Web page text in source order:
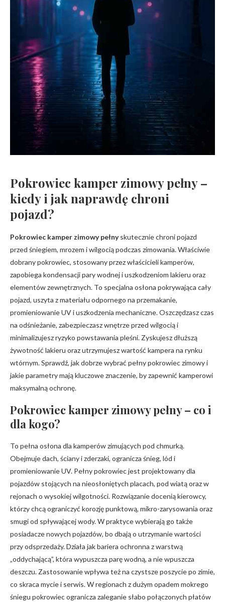
Pokrowiec kamper zimowy pełny –
kiedy i jak naprawdę chroni
pojazd?
Pokrowiec kamper zimowy pełnyskutecznie chroni pojazd
przed śniegiem, mrozem i wilgocią podczas zimowania. Właściwie
dobrany pokrowiec, stosowany przez właścicieli kamperów,
zapobiega kondensacji pary wodnej i uszkodzeniom lakieru oraz
elementów zewnętrznych. To specjalna osłona pokrywająca cały
pojazd, uszyta z materiału odpornego na przemakanie,
promieniowanie UV i uszkodzenia mechaniczne. Oszczędzasz czas
na odśnieżanie, zabezpieczasz wnętrze przed wilgocią i
minimalizujesz ryzyko powstawania pleśni. Zyskujesz dłuższą
żywotność lakieru oraz utrzymujesz wartość kampera na rynku
wtórnym. Sprawdź, jak dobrze wybrać pełny pokrowiec zimowy i
jakie parametry mają kluczowe znaczenie, by zapewnić kamperowi
maksymalną ochronę.
Pokrowiec kamper zimowy pełny – co i
dla kogo?
To pełna osłona dla kamperów zimujących pod chmurką.
Obejmuje dach, ściany i zderzaki, ogranicza śnieg, lód i
promieniowanie UV. Pełny pokrowiec jest projektowany dla
pojazdów stojących na nieosłoniętych placach, pod wiatą oraz w
rejonach o wysokiej wilgotności. Rozwiązanie docenią kierowcy,
którzy chcą ograniczyć korozję punktową, mikro-zarysowania oraz
smugi od spływającej wody. W praktyce wybierają go także
posiadacze nowych pojazdów, bo dbają o utrzymanie wartości
przy odsprzedaży. Działa jak bariera ochronna z warstwą
„oddychającą”, która wypuszcza parę wodną, a nie wpuszcza
deszczu. Zastosowanie wpływa też na czystsze poszycie po zimie,
co skraca mycie i serwis. W regionach z dużym opadem mokrego
śniegu pokrowiec ogranicza zaleganie słabo połączonych płatów